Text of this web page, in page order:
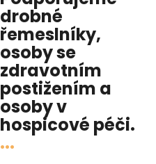
drobné
řemeslníky,
osoby se
zdravotním
postižením a
osoby v
hospicové péči.
...